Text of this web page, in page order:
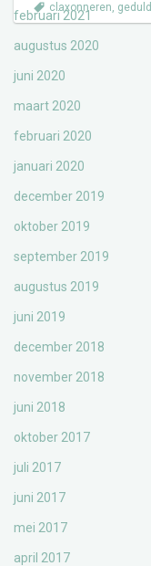
februari 2021
augustus 2020
juni 2020
maart 2020
februari 2020
januari 2020
december 2019
oktober 2019
september 2019
augustus 2019
juni 2019
december 2018
november 2018
juni 2018
oktober 2017
juli 2017
juni 2017
mei 2017
april 2017
claxonneren, geduld